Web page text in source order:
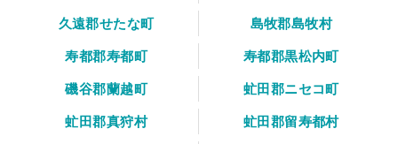
久遠郡せたな町
島牧郡島牧村
寿都郡寿都町
寿都郡黒松内町
磯谷郡蘭越町
虻田郡ニセコ町
虻田郡真狩村
虻田郡留寿都村